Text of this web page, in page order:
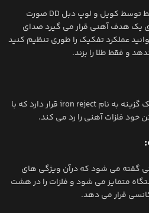
تفکیک در جی پی ایکس 5000 فقط توسط کویل و لوپ دبل DD صورت
یک هدف آهنی قرار می گیرد صدای
عملکرد تفکیک را طوری تنظیم کنید
و فقط طلا را بزند.
در تنظیمات جی پی ایکس ۵۰۰۰ یک گزینه به نام iron reject قرار دارد که با
خود فلزات آهنی را رد می کند.
گفته می شود که درآن ویژگی های
به اصطلاح تبدیل به 8 دستگاه متمایز می شود و فلزات را در هشت
قرار می دهد.